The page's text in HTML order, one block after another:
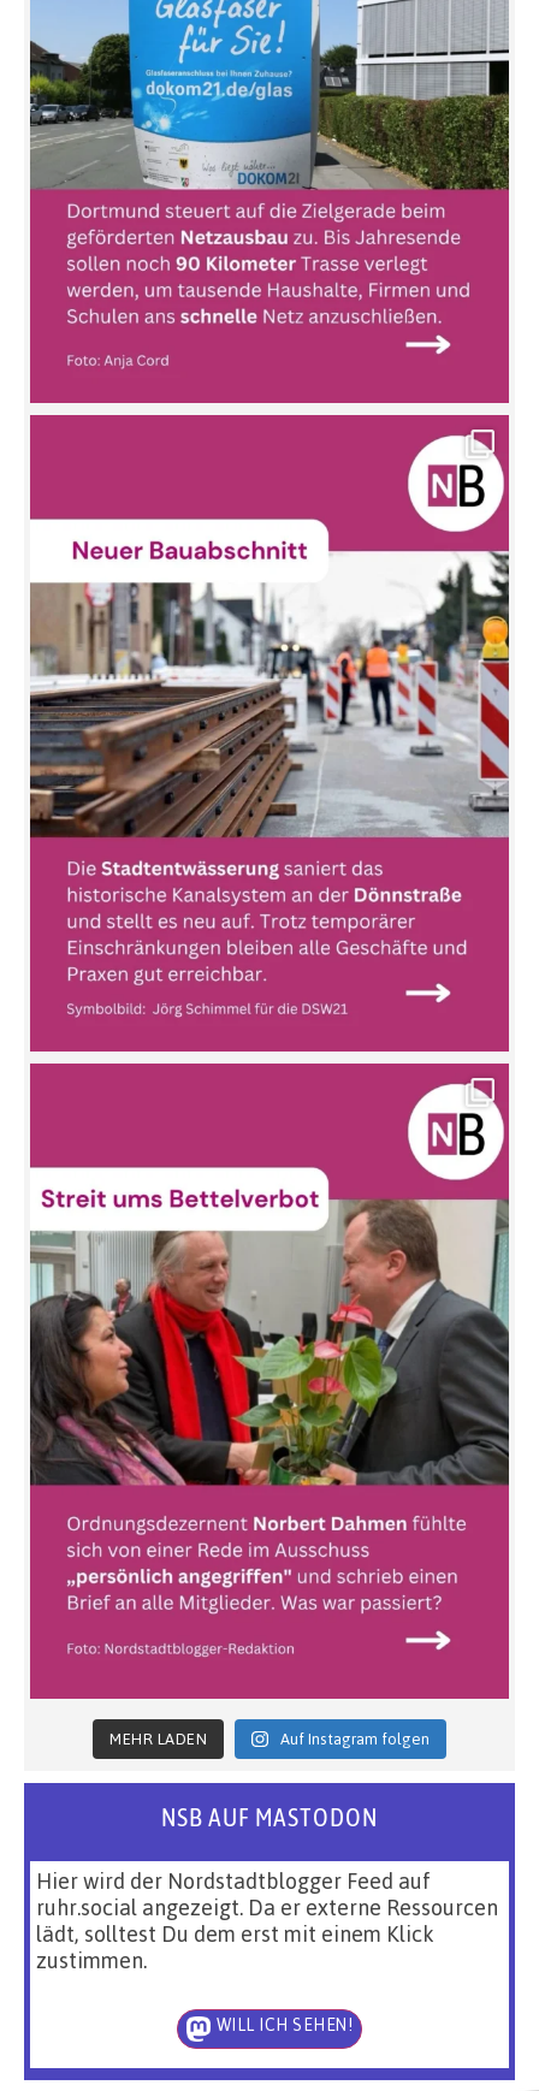
MEHR LADEN Auf Instagram folgen
NSB AUF MASTODON
Hier wird der Nordstadtblogger Feed auf
ruhr.social angezeigt. Da er externe Ressourcen
lädt, solltest Du dem erst mit einem Klick
zustimmen.
WILL ICH SEHEN!